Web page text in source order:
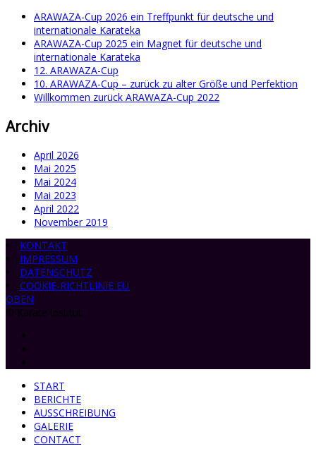
ARAWAZA-Cup 2026 ein Treffpunkt für deutsche und
internationale Karateka
ARAWAZA-Cup 2025 ein Magnet für deutsche und
internationale Karateka
12. ARAWAZA-Cup
10. ARAWAZA-Cup – zurück zu alter Größe und Perfektion
Willkommen zurück ARAWAZA-Cup 2022
Archiv
April 2026
Mai 2025
Mai 2024
Mai 2023
April 2022
November 2019
KONTAKT
IMPRESSUM
DATENSCHUTZ
COOKIE-RICHTLINIE EU
OBEN
© Karate Institut
START
BERICHTE
AUSSCHREIBUNG
GALERIE
CONTACT